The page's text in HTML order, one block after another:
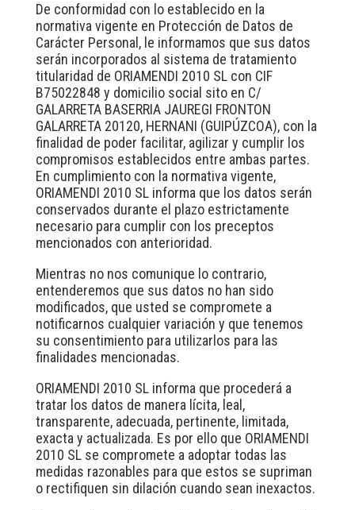
De conformidad con lo establecido en la
normativa vigente en Protección de Datos de
Carácter Personal, le informamos que sus datos
serán incorporados al sistema de tratamiento
titularidad de ORIAMENDI 2010 SL con CIF
B75022848 y domicilio social sito en C/
GALARRETA BASERRIA JAUREGI FRONTON
GALARRETA 20120, HERNANI (GUIPÚZCOA), con la
finalidad de poder facilitar, agilizar y cumplir los
compromisos establecidos entre ambas partes.
En cumplimiento con la normativa vigente,
ORIAMENDI 2010 SL informa que los datos serán
conservados durante el plazo estrictamente
necesario para cumplir con los preceptos
mencionados con anterioridad.
Mientras no nos comunique lo contrario,
entenderemos que sus datos no han sido
modificados, que usted se compromete a
notificarnos cualquier variación y que tenemos
su consentimiento para utilizarlos para las
finalidades mencionadas.
ORIAMENDI 2010 SL informa que procederá a
tratar los datos de manera lícita, leal,
transparente, adecuada, pertinente, limitada,
exacta y actualizada. Es por ello que ORIAMENDI
2010 SL se compromete a adoptar todas las
medidas razonables para que estos se supriman
o rectifiquen sin dilación cuando sean inexactos.